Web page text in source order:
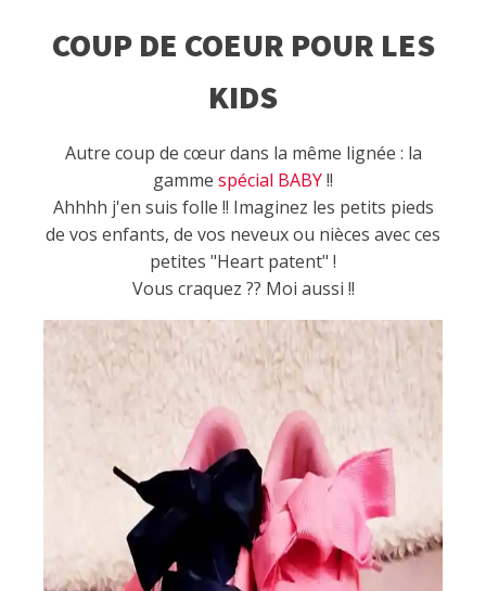
COUP DE COEUR POUR LES
KIDS
Autre coup de cœur dans la même lignée : la
gamme spécial BABY!!
Ahhhh j'en suis folle !! Imaginez les petits pieds
de vos enfants, de vos neveux ou nièces avec ces
petites "Heart patent" !
Vous craquez ?? Moi aussi !!